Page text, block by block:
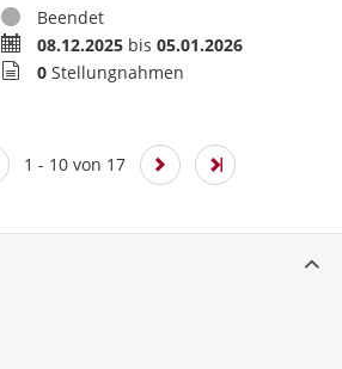
StatusBeendet
Zeitraum08.12.2025bis 05.01.2026
Stellungnahmen
0Stellungnahmen
1 - 10 von 17